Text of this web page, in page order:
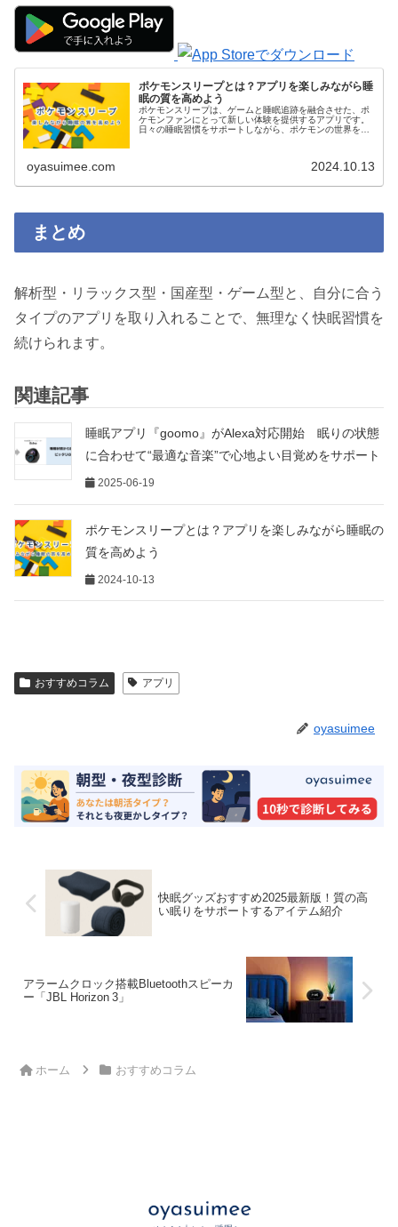
ポケモンスリープとは？アプリを楽しみながら睡
眠の質を高めよう
ポケモンスリープは、ゲームと睡眠追跡を融合させた、ポ
ケモンファンにとって新しい体験を提供するアプリです。
日々の睡眠習慣をサポートしながら、ポケモンの世界を楽
oyasuimee.com 2024.10.13
まとめ
解析型・リラックス型・国産型・ゲーム型と、自分に合う
タイプのアプリを取り入れることで、無理なく快眠習慣を
続けられます。
関連記事
睡眠アプリ『goomo』がAlexa対応開始 眠りの状態
に合わせて“最適な音楽”で心地よい目覚めをサポート
2025-06-19
ポケモンスリープとは？アプリを楽しみながら睡眠の
質を高めよう
2024-10-13
おすすめコラム アプリ
oyasuimee
快眠グッズおすすめ2025最新版！質の高
い眠りをサポートするアイテム紹介
アラームクロック搭載Bluetoothスピーカ
ー「JBL Horizon 3」
ホーム おすすめコラム